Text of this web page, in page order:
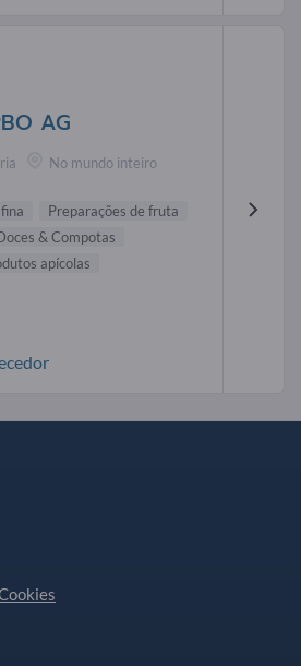
AG
No mundo inteiro
Preparações de fruta
& Compotas
apícolas